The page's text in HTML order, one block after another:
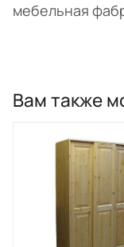
мебельная
Вам также